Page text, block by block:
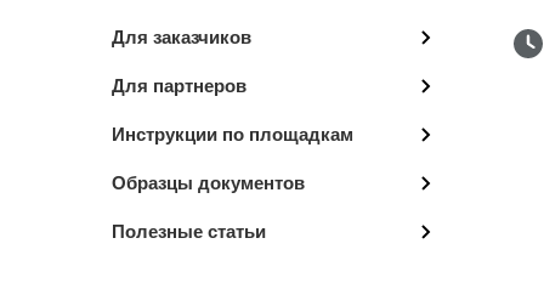
Для заказчиков
Для партнеров
Инструкции по площадкам
Образцы документов
Полезные статьи